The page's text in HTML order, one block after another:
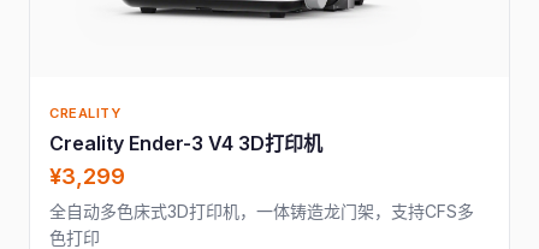
CREALITY
Creality Ender-3 V4 3D打印机
¥3,299
全自动多色床式3D打印机，一体铸造龙门架，支持CFS多
色打印